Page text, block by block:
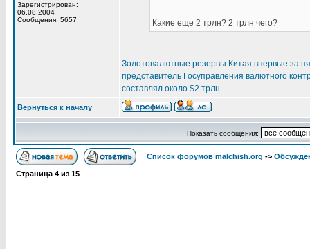
Зарегистрирован:
06.08.2004
Сообщения: 5657
Какие еще 2 трлн? 2 трлн чего?
Золотовалютные резервы Китая впервые за
представитель Госуправления валютного
составлял около $2 трлн.
Вернуться к началу
Показать сообщения:
Список форумов malchish.org ->
Страница 4 из 15